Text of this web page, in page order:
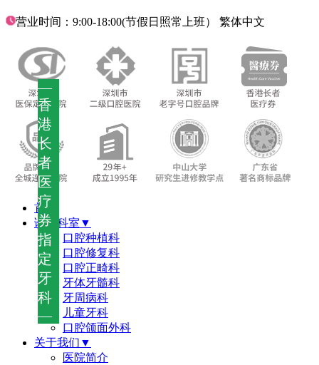
—
香
港
长
者
医
疗
券
指
定
牙
科
—
营业时间：9:00-18:00(节假日照常上班） 繁体中文
首页
诊疗科室▼
口腔种植科
口腔修复科
口腔正畸科
牙体牙髓科
牙周病科
儿童牙科
口腔颌面外科
关于我们▼
医院简介